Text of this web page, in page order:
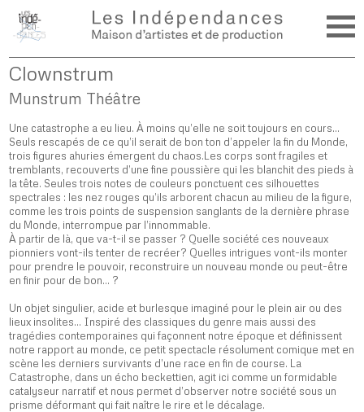
Clownstrum
Munstrum Théâtre
Une catastrophe a eu lieu. À moins qu’elle ne soit toujours en cours…
Seuls rescapés de ce qu’il serait de bon ton d’appeler la fin du Monde,
trois figures ahuries émergent du chaos.Les corps sont fragiles et
tremblants, recouverts d’une fine poussière qui les blanchit des pieds à
la tête. Seules trois notes de couleurs ponctuent ces silhouettes
spectrales : les nez rouges qu’ils arborent chacun au milieu de la figure,
comme les trois points de suspension sanglants de la dernière phrase
du Monde, interrompue par l’innommable.
À partir de là, que va-t-il se passer ? Quelle société ces nouveaux
pionniers vont-ils tenter de recréer? Quelles intrigues vont-ils monter
pour prendre le pouvoir, reconstruire un nouveau monde ou peut-être
en finir pour de bon… ?
Un objet singulier, acide et burlesque imaginé pour le plein air ou des
lieux insolites… Inspiré des classiques du genre mais aussi des
tragédies contemporaines qui façonnent notre époque et définissent
notre rapport au monde, ce petit spectacle résolument comique met en
scène les derniers survivants d’une race en fin de course. La
Catastrophe, dans un écho beckettien, agit ici comme un formidable
catalyseur narratif et nous permet d’observer notre société sous un
prisme déformant qui fait naître le rire et le décalage.